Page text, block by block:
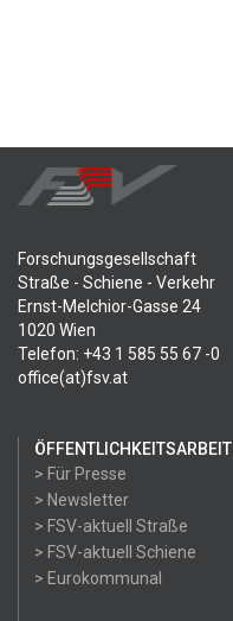
Forschungsgesellschaft
Straße - Schiene - Verkehr
Ernst-Melchior-Gasse 24
1020 Wien
Telefon: +43 1 585 55 67 -0
office(at)fsv.at
ÖFFENTLICHKEITSARBEIT
> Für Presse
> Newsletter
> FSV-aktuell Straße
> FSV-aktuell Schiene
> Eurokommunal